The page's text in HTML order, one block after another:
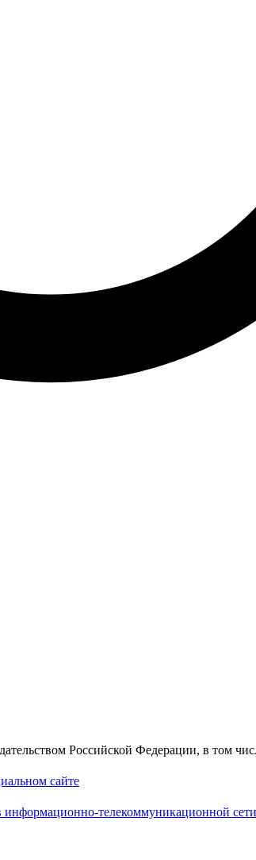
Российской Федерации, в том
сайте
телекоммуникационной